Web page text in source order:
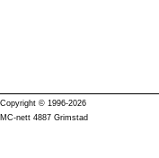
Copyright © 1996-2026
MC-nett 4887 Grimstad